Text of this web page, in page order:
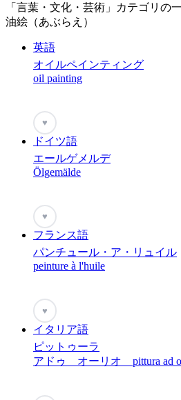
「言葉・文化・芸術」カテゴリの
油絵（あぶらえ）
英語
オイルペインティング
oil painting
♥
ドイツ語
エールゲメルデ
Ölgemälde
♥
フランス語
パンチュール・ア・リュイル
peinture à l'huile
♥
イタリア語
ピットゥーラ
アドゥ オーリオ pittura ad